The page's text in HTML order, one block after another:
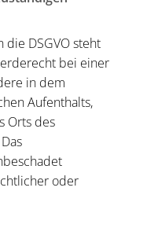
die DSGVO steht
bei einer
in dem
Aufenthalts,
Orts des
oder